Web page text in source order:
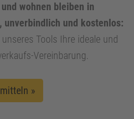
wohnen bleiben in
unverbindlich und kostenlos:
Tools Ihre ideale und
Vereinbarung.
»